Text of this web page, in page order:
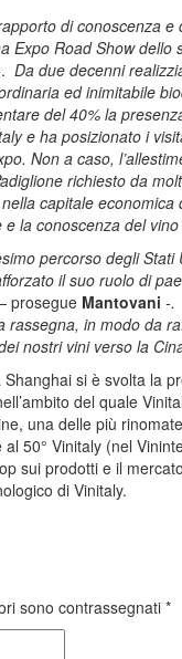
di conoscenza
Expo Road Show dello
Da due decenni
ed inimitabile
del 40% la
e ha posizionato i
Non a caso,
richiesto da
capitale
la conoscenza del
percorso degli Stati
il suo ruolo di
prosegue Mantovani -.
in modo da
nostri vini verso la
si è svolta la
del quale
una delle più
50° Vinitaly (nel
sui prodotti e il
di Vinitaly.
sono contrassegnati*